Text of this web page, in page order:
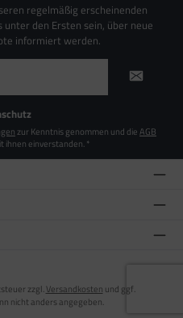
regelmäßig erscheinenden
den Ersten sein, über neue
informiert werden.
zur Kenntnis genommen und dieAGB
ihnen einverstanden.*
zzgl.Versandkosten und ggf.
nicht anders angegeben.